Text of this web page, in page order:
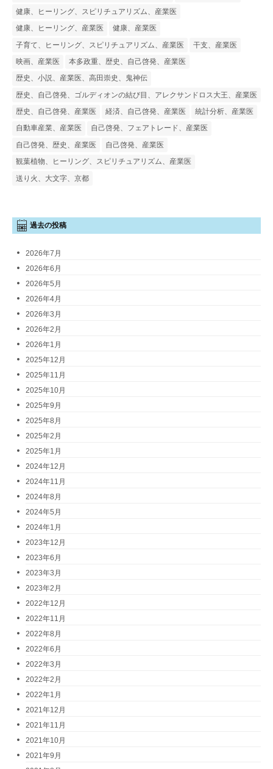
健康、ヒーリング、スピリチュアリズム、産業医
健康、ヒーリング、産業医
健康、産業医
子育て、ヒーリング、スピリチュアリズム、産業医
干支、産業医
映画、産業医
本多政重、歴史、自己啓発、産業医
歴史、小説、産業医、高田崇史、鬼神伝
歴史、自己啓発、ゴルディオンの結び目、アレクサンドロス大王、産業医
歴史、自己啓発、産業医
経済、自己啓発、産業医
統計分析、産業医
自動車産業、産業医
自己啓発、フェアトレード、産業医
自己啓発、歴史、産業医
自己啓発、産業医
観葉植物、ヒーリング、スピリチュアリズム、産業医
送り火、大文字、京都
過去の投稿
2026年7月
2026年6月
2026年5月
2026年4月
2026年3月
2026年2月
2026年1月
2025年12月
2025年11月
2025年10月
2025年9月
2025年8月
2025年2月
2025年1月
2024年12月
2024年11月
2024年8月
2024年5月
2024年1月
2023年12月
2023年6月
2023年3月
2023年2月
2022年12月
2022年11月
2022年8月
2022年6月
2022年3月
2022年2月
2022年1月
2021年12月
2021年11月
2021年10月
2021年9月